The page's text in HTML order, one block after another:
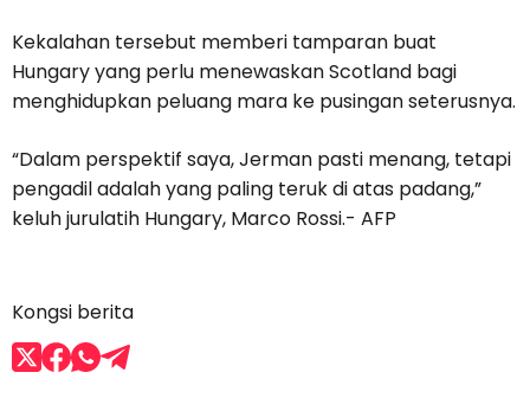
Kekalahan tersebut memberi tamparan buat
Hungary yang perlu menewaskan Scotland bagi
menghidupkan peluang mara ke pusingan seterusnya.
“Dalam perspektif saya, Jerman pasti menang, tetapi
pengadil adalah yang paling teruk di atas padang,”
keluh jurulatih Hungary, Marco Rossi.- AFP
Kongsi berita